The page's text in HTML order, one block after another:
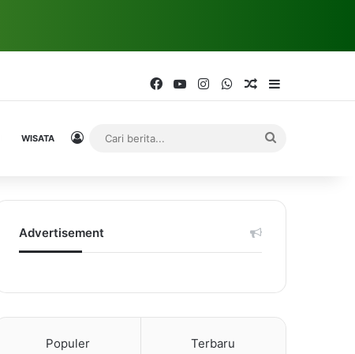
FacebookYouTubeInstagramWhatsAppRandom Article
WISATA Log In
Advertisement
Populer Terbaru